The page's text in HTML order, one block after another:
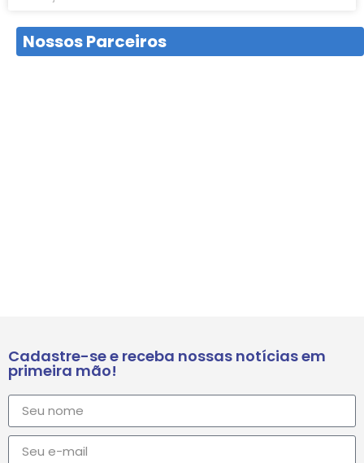
Nossos Parceiros
Cadastre-se e receba nossas notícias em
primeira mão!